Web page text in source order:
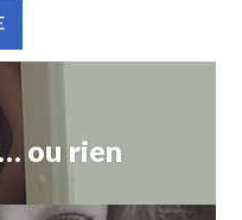
ou rien